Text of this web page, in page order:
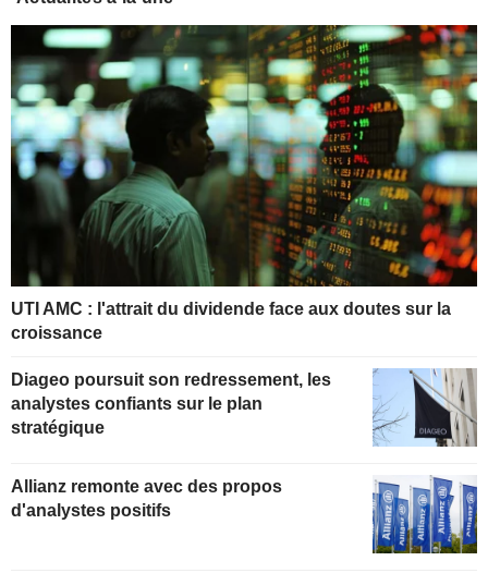
UTI AMC : l'attrait du dividende face aux doutes sur la
croissance
Diageo poursuit son redressement, les
analystes confiants sur le plan
stratégique
Allianz remonte avec des propos
d'analystes positifs